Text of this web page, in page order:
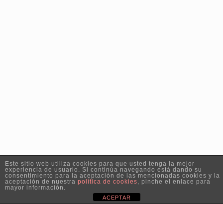
Este sitio web utiliza cookies para que usted tenga la mejor
experiencia de usuario. Si continúa navegando está dando su
consentimiento para la aceptación de las mencionadas cookies y la
aceptación de nuestra política de cookies, pinche el enlace para
mayor información.
ACEPTAR